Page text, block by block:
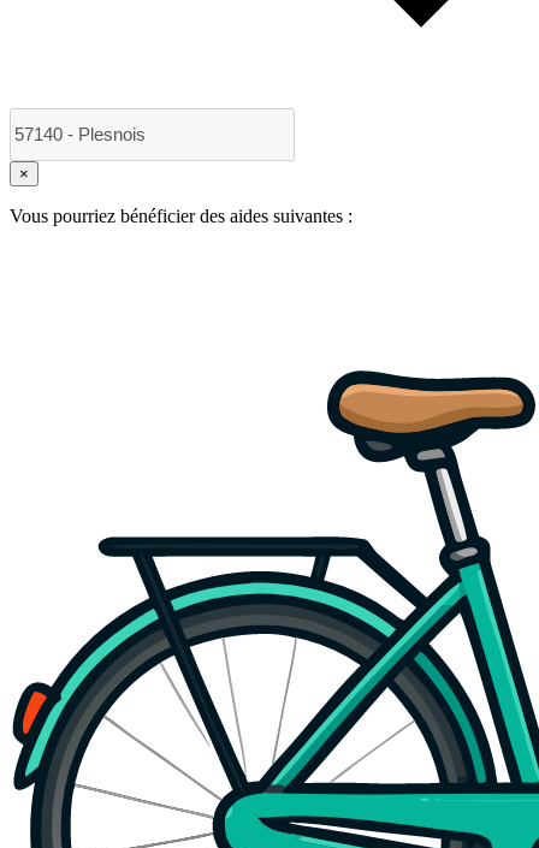
×
Vous pourriez bénéficier des aides suivantes :